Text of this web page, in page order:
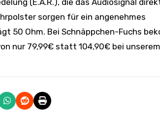
(E.A.R.), die das Audiosignal
sorgen für ein angenehmes
50 Ohm. Bei Schnäppchen-Fuchs
nur 79,99€ statt 104,90€ bei unserem